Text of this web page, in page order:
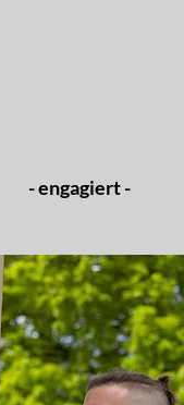
- engagiert -